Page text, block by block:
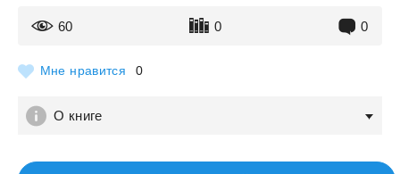
60 0 0
Мне нравится 0
О книге